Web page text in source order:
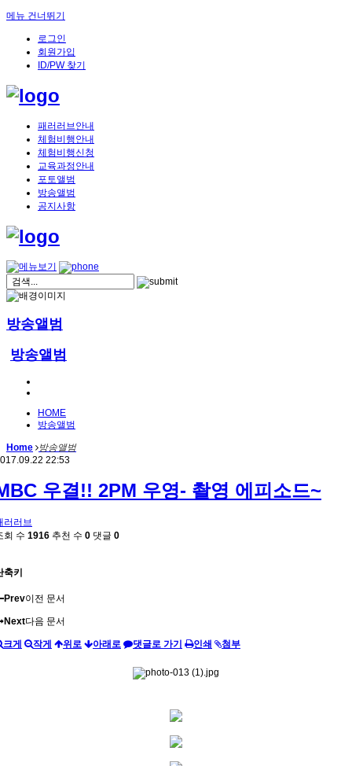
메뉴 건너뛰기
로그인
회원가입
ID/PW 찾기
패러러브안내
체험비행안내
체험비행신청
교육과정안내
포토앨범
방송앨범
공지사항
방송앨범
방송앨범
HOME
방송앨범
Home
방송앨범
22:53
우결!! 2PM 우영- 촬영 에피소드~
러러브
회 수 1916 추천 수 0 댓글 0
축키
Prev이전 문서
Next다음 문서
크게 작게 위로 아래로 댓글로 가기 인쇄 첨부